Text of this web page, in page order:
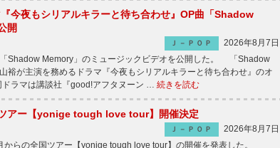
今夜もシリアルキラーと待ち合わせ』OP曲「Shadow
開
Ｊ－ＰＯＰ
2026年8月7日
Shadow Memory」のミュージックビデオを公開した。 「Shadow
裕が主演を務めるドラマ『今夜もシリアルキラーと待ち合わせ』のオ
ドラマは講談社『good!アフタヌーン … 続きを読む
アー【yonige tough love tour】開催決定
Ｊ－ＰＯＰ
2026年8月7日
らの全国ツアー【yonige tough love tour】の開催を発表した。